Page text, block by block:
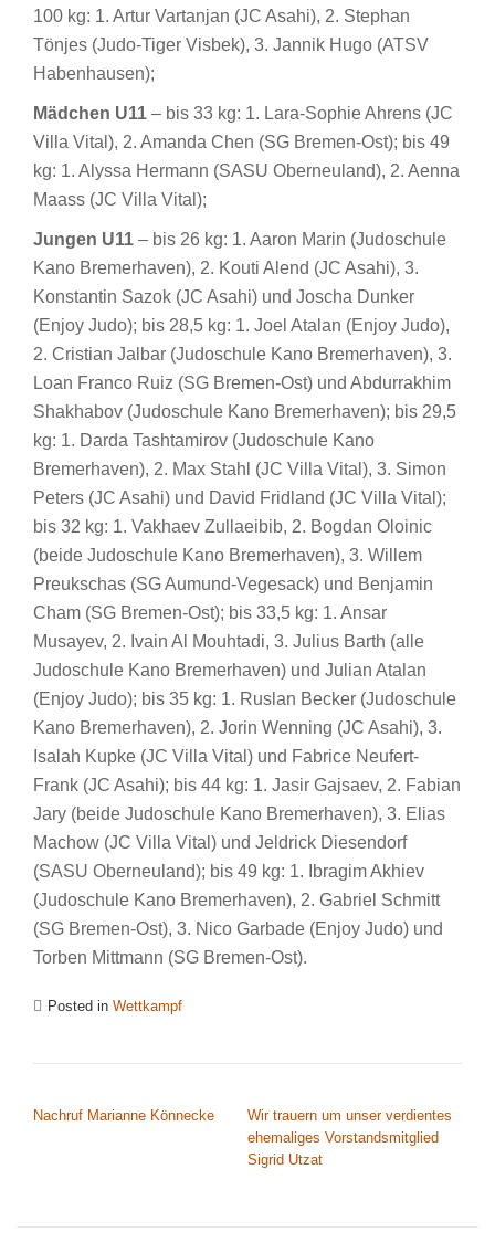
100 kg: 1. Artur Vartanjan (JC Asahi), 2. Stephan
Tönjes (Judo-Tiger Visbek), 3. Jannik Hugo (ATSV
Habenhausen);
Mädchen U11 – bis 33 kg: 1. Lara-Sophie Ahrens (JC
Villa Vital), 2. Amanda Chen (SG Bremen-Ost); bis 49
kg: 1. Alyssa Hermann (SASU Oberneuland), 2. Aenna
Maass (JC Villa Vital);
Jungen U11 – bis 26 kg: 1. Aaron Marin (Judoschule
Kano Bremerhaven), 2. Kouti Alend (JC Asahi), 3.
Konstantin Sazok (JC Asahi) und Joscha Dunker
(Enjoy Judo); bis 28,5 kg: 1. Joel Atalan (Enjoy Judo),
2. Cristian Jalbar (Judoschule Kano Bremerhaven), 3.
Loan Franco Ruiz (SG Bremen-Ost) und Abdurrakhim
Shakhabov (Judoschule Kano Bremerhaven); bis 29,5
kg: 1. Darda Tashtamirov (Judoschule Kano
Bremerhaven), 2. Max Stahl (JC Villa Vital), 3. Simon
Peters (JC Asahi) und David Fridland (JC Villa Vital);
bis 32 kg: 1. Vakhaev Zullaeibib, 2. Bogdan Oloinic
(beide Judoschule Kano Bremerhaven), 3. Willem
Preukschas (SG Aumund-Vegesack) und Benjamin
Cham (SG Bremen-Ost); bis 33,5 kg: 1. Ansar
Musayev, 2. Ivain Al Mouhtadi, 3. Julius Barth (alle
Judoschule Kano Bremerhaven) und Julian Atalan
(Enjoy Judo); bis 35 kg: 1. Ruslan Becker (Judoschule
Kano Bremerhaven), 2. Jorin Wenning (JC Asahi), 3.
Isalah Kupke (JC Villa Vital) und Fabrice Neufert-
Frank (JC Asahi); bis 44 kg: 1. Jasir Gajsaev, 2. Fabian
Jary (beide Judoschule Kano Bremerhaven), 3. Elias
Machow (JC Villa Vital) und Jeldrick Diesendorf
(SASU Oberneuland); bis 49 kg: 1. Ibragim Akhiev
(Judoschule Kano Bremerhaven), 2. Gabriel Schmitt
(SG Bremen-Ost), 3. Nico Garbade (Enjoy Judo) und
Torben Mittmann (SG Bremen-Ost).
Posted in Wettkampf
Nachruf Marianne Könnecke
Wir trauern um unser verdientes
ehemaliges Vorstandsmitglied
Sigrid Utzat